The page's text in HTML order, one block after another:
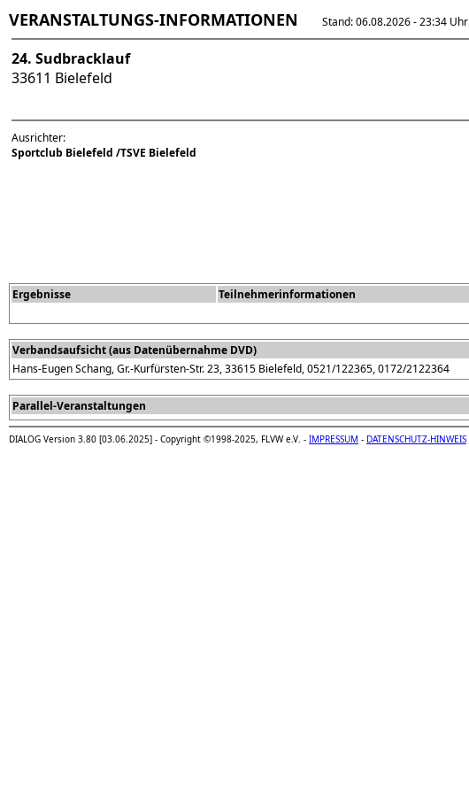
VERANSTALTUNGS-INFORMATIONEN Stand: 06.08.2026 - 23:34 Uhr
24. Sudbracklauf
33611 Bielefeld
Ausrichter:
Sportclub Bielefeld /TSVE Bielefeld
Ergebnisse Teilnehmerinformationen
Verbandsaufsicht (aus Datenübernahme DVD)
Hans-Eugen Schang, Gr.-Kurfürsten-Str. 23, 33615 Bielefeld, 0521/122365, 0172/2122364
Parallel-Veranstaltungen
DIALOG Version 3.80 [03.06.2025] - Copyright ©1998-2025, FLVW e.V. - IMPRESSUM - DATENSCHUTZ-HINWEIS